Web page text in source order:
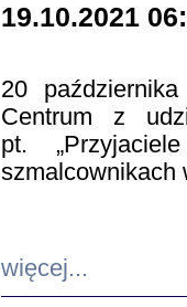
19.10.2021
20
Centrum z
pt.
szmalcownikach
więcej...